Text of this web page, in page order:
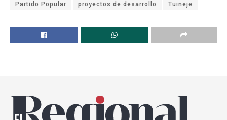
Partido Popular proyectos de desarrollo Tuineje